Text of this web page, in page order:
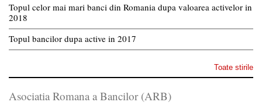
Topul celor mai mari banci din Romania dupa valoarea activelor in
2018
Topul bancilor dupa active in 2017
Toate stirile
Asociatia Romana a Bancilor (ARB)